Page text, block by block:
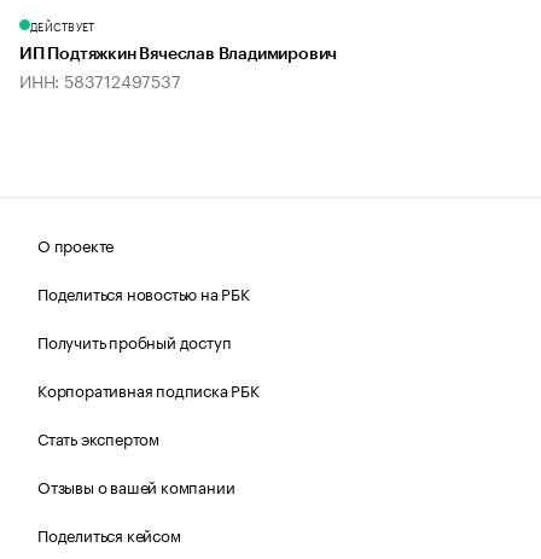
ДЕЙСТВУЕТ
ИП Подтяжкин Вячеслав Владимирович
ИНН: 583712497537
О проекте
Поделиться новостью на РБК
Получить пробный доступ
Корпоративная подписка РБК
Стать экспертом
Отзывы о вашей компании
Поделиться кейсом